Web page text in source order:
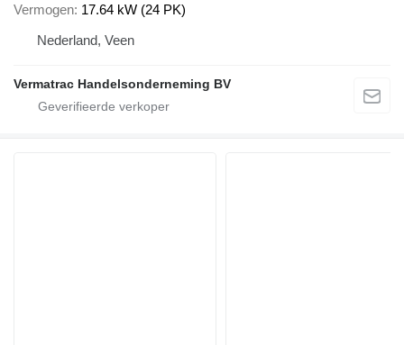
Vermogen 17.64 kW (24 PK)
Nederland, Veen
Vermatrac Handelsonderneming BV